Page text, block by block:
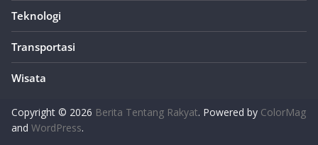
Teknologi
Transportasi
Wisata
Copyright © 2026 Berita Tentang Rakyat. Powered by ColorMag
and WordPress.